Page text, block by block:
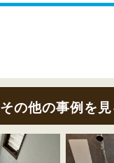
その他の事例を見